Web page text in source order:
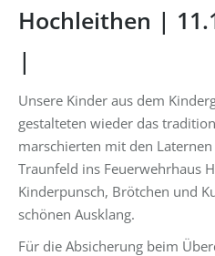
Hochleithen |
|
Unsere Kinder aus dem
gestalteten wieder das
marschierten mit den
Traunfeld ins Feuerwehrhaus
Kinderpunsch, Brötchen und
schönen Ausklang.
Für die Absicherung beim